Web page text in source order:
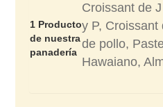
1 Producto
de nuestra
panadería
Croissant de
y P, Croissant
de pollo,
Hawaiano,